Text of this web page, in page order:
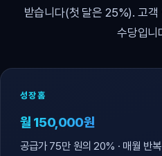
받습니다(첫 달은 25%). 고객
수당입니
성장홈
월 150,000원
공급가 75만 원의 20% · 매월 반복